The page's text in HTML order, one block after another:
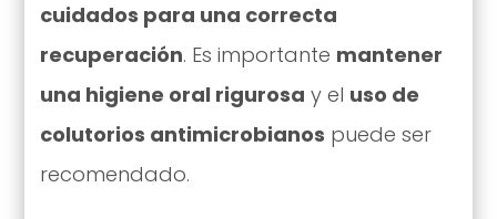
cuidados para una correcta
recuperación. Es importante mantener
una higiene oral rigurosa y el uso de
colutorios antimicrobianos puede ser
recomendado.